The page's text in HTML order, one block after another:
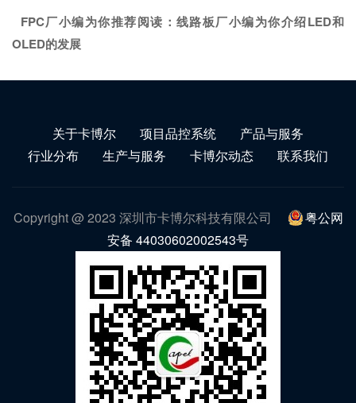
FPC厂小编为你推荐阅读： 线路板厂小编为你介绍LED和
OLED的发展
关于卡博尔 项目品控系统
产品与服务
行业分布
生产与服务 卡博尔动态 联系我们
Copyright @ 2023 深圳市卡博尔科技有限公司
粤公网
安备 44030602002543号